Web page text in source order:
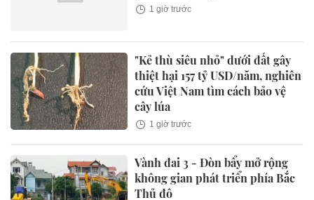
1 giờ trước
"Kẻ thù siêu nhỏ" dưới đất gây
thiệt hại 157 tỷ USD/năm, nghiên
cứu Việt Nam tìm cách bảo vệ
cây lúa
1 giờ trước
Vành đai 3 - Đòn bẩy mở rộng
không gian phát triển phía Bắc
Thủ đô